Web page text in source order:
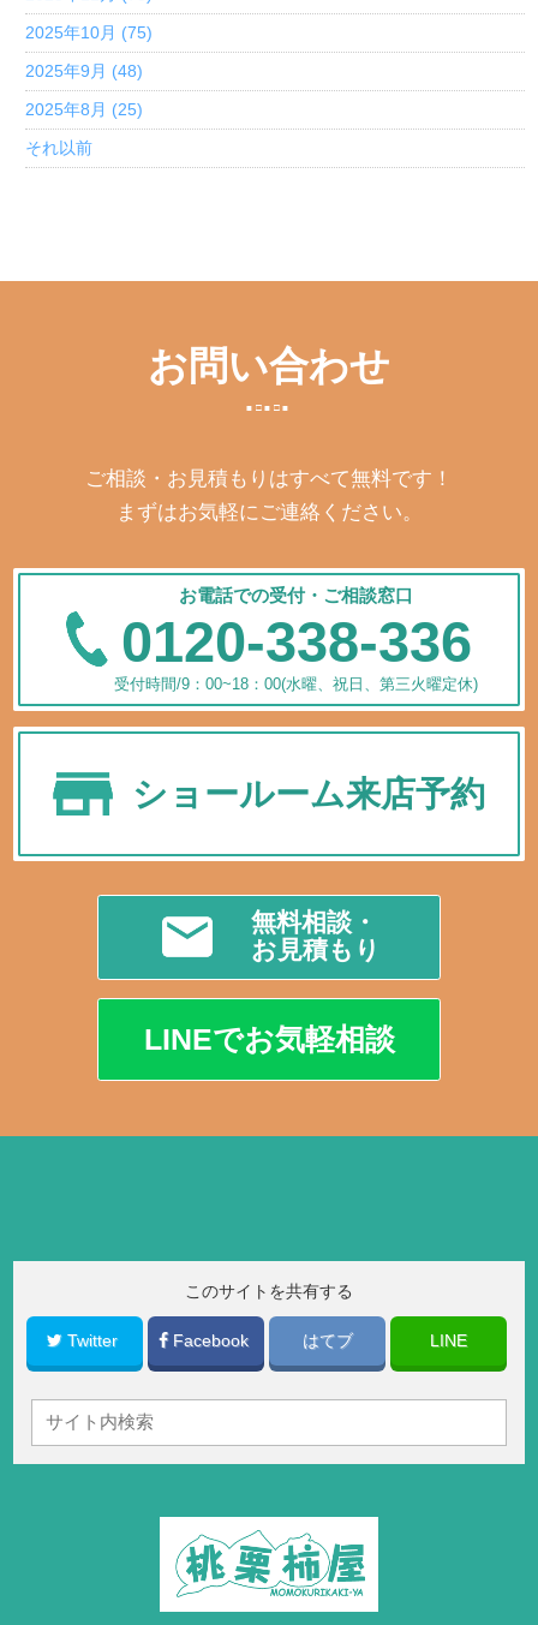
2025年10月 (75)
2025年9月 (48)
2025年8月 (25)
それ以前
お問い合わせ
ご相談・お見積もりはすべて無料です！
まずはお気軽にご連絡ください。
お電話での受付・ご相談窓口
0120-338-336
受付時間/9：00~18：00(水曜、祝日、第三火曜定休)
ショールーム来店予約
無料相談・
お見積もり
LINEでお気軽相談
このサイトを共有する
Twitter Facebook はてブ LINE